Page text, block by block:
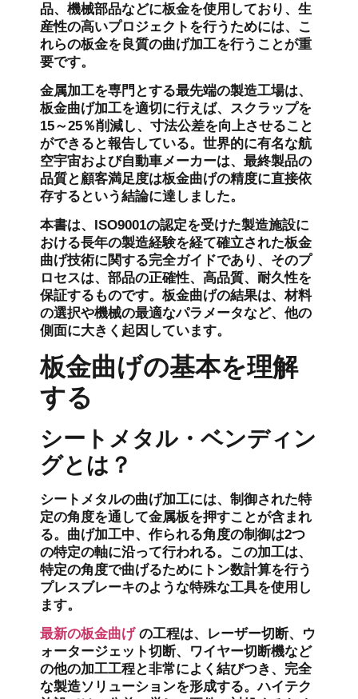
品、機械部品などに板金を使用しており、生
産性の高いプロジェクトを行うためには、こ
れらの板金を良質の曲げ加工を行うことが重
要です。
金属加工を専門とする最先端の製造工場は、
板金曲げ加工を適切に行えば、スクラップを
15～25％削減し、寸法公差を向上させること
ができると報告している。世界的に有名な航
空宇宙および自動車メーカーは、最終製品の
品質と顧客満足度は板金曲げの精度に直接依
存するという結論に達しました。
本書は、ISO9001の認定を受けた製造施設に
おける長年の製造経験を経て確立された板金
曲げ技術に関する完全ガイドであり、そのプ
ロセスは、部品の正確性、高品質、耐久性を
保証するものです。板金曲げの結果は、材料
の選択や機械の最適なパラメータなど、他の
側面に大きく起因しています。
板金曲げの基本を理解
する
シートメタル・ベンディン
グとは？
シートメタルの曲げ加工には、制御された特
定の角度を通して金属板を押すことが含まれ
る。曲げ加工中、作られる角度の制御は2つ
の特定の軸に沿って行われる。この加工は、
特定の角度で曲げるためにトン数計算を行う
プレスブレーキのような特殊な工具を使用し
ます。
最新の板金曲げの工程は、レーザー切断、ウ
ォータージェット切断、ワイヤー切断機など
の他の加工工程と非常によく結びつき、完全
な製造ソリューションを形成する。ハイテク